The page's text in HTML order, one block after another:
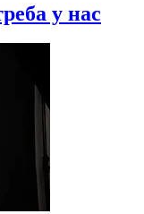
у нас